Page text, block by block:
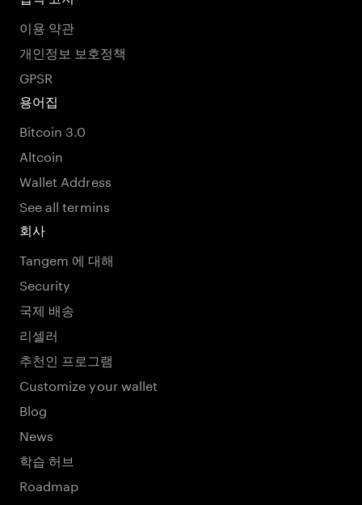
이용 약관
개인정보 보호정책
GPSR
용어집
Bitcoin 3.0
Altcoin
Wallet Address
See all termins
회사
Tangem 에 대해
Security
국제 배송
리셀러
추천인 프로그램
Customize your wallet
Blog
News
학습 허브
Roadmap